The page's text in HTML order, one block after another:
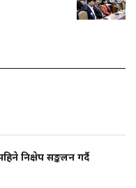
निक्षेप सङ्कलन गर्दै